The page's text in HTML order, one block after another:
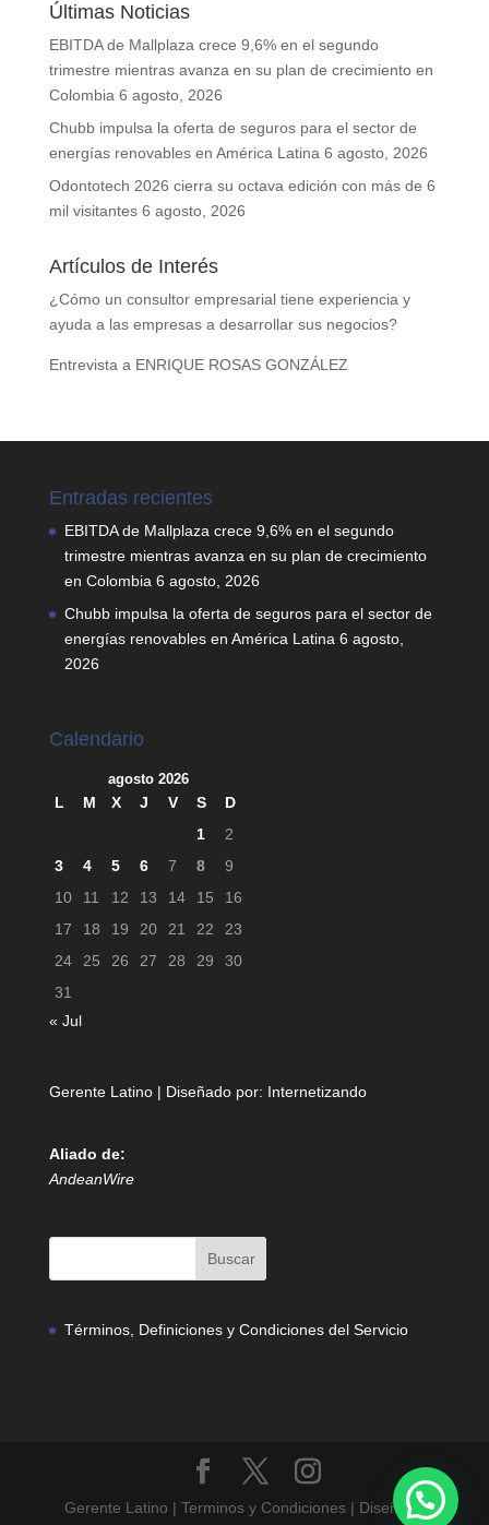
Últimas Noticias
EBITDA de Mallplaza crece 9,6% en el segundo
trimestre mientras avanza en su plan de crecimiento en
Colombia 6 agosto, 2026
Chubb impulsa la oferta de seguros para el sector de
energías renovables en América Latina 6 agosto, 2026
Odontotech 2026 cierra su octava edición con más de 6
mil visitantes 6 agosto, 2026
Artículos de Interés
¿Cómo un consultor empresarial tiene experiencia y
ayuda a las empresas a desarrollar sus negocios?
Entrevista a ENRIQUE ROSAS GONZÁLEZ
Entradas recientes
EBITDA de Mallplaza crece 9,6% en el segundo
trimestre mientras avanza en su plan de crecimiento
en Colombia 6 agosto, 2026
Chubb impulsa la oferta de seguros para el sector de
energías renovables en América Latina 6 agosto,
2026
Calendario
agosto 2026
L M X J V S
D
1
2
3
4 5 6 7 8
9
10
11 12 13 14 15
16
17
18 19 20 21 22
23
24
25 26 27 28 29
30
31
« Jul
Gerente Latino | Diseñado por: Internetizando
Aliado de:
AndeanWire
Términos, Definiciones y Condiciones del Servicio
Gerente Latino | Terminos y Condiciones | Diseñado